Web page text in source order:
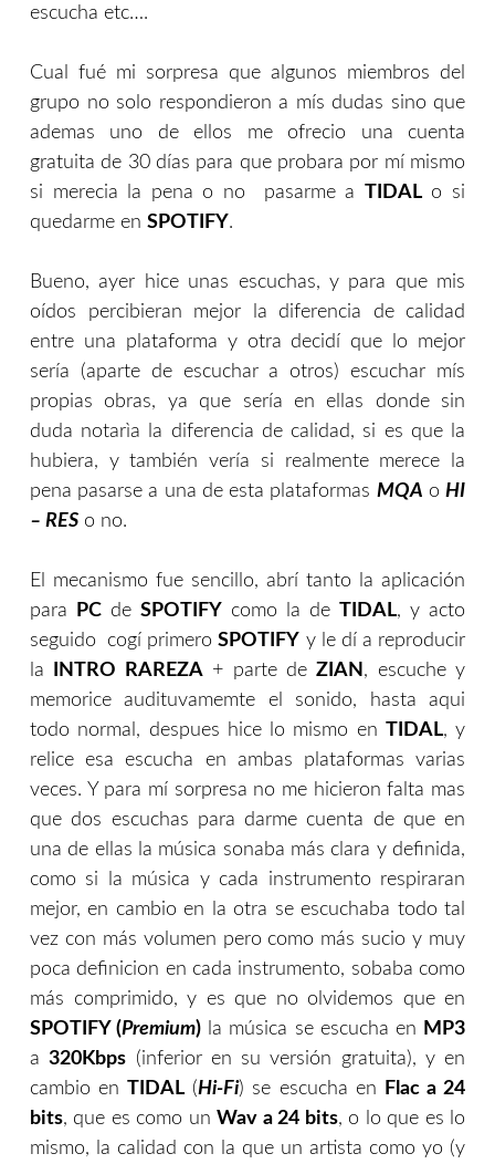
escucha etc….
Cual fué mi sorpresa que algunos miembros del
grupo no solo respondieron a mís dudas sino que
ademas uno de ellos me ofrecio una cuenta
gratuita de 30 días para que probara por mí mismo
si merecia la pena o no pasarme a TIDALo si
quedarme en SPOTIFY.
Bueno, ayer hice unas escuchas, y para que mis
oídos percibieran mejor la diferencia de calidad
entre una plataforma y otra decidí que lo mejor
sería (aparte de escuchar a otros) escuchar mís
propias obras, ya que sería en ellas donde sin
duda notarìa la diferencia de calidad, si es que la
hubiera, y también vería si realmente merece la
pena pasarse a una de esta plataformas MQA oHI
– RES o no.
El mecanismo fue sencillo, abrí tanto la aplicación
para
PC de SPOTIFY como la de TIDAL, y acto
seguido cogí primeroSPOTIFY y le dí a reproducir
la
INTRO RAREZA + parte deZIAN , escuche y
memorice audituvamemte el sonido, hasta aqui
todo normal, despues hice lo mismo en TIDAL, y
relice esa escucha en ambas plataformas varias
veces. Y para mí sorpresa no me hicieron falta mas
que dos escuchas para darme cuenta de que en
una de ellas la música sonaba más clara y definida,
como si la música y cada instrumento respiraran
mejor, en cambio en la otra se escuchaba todo tal
vez con más volumen pero como más sucio y muy
poca definicion en cada instrumento, sobaba como
más comprimido, y es que no olvidemos que en
SPOTIFY (Premium) la música se escucha en MP3
a320Kbps (inferior en su versión gratuita), y en
cambio enTIDAL (Hi-Fi) se escucha en
Flac a 24
bits, que es como unWav a 24 bits, o lo que es lo
mismo, la calidad con la que un artista como yo (y